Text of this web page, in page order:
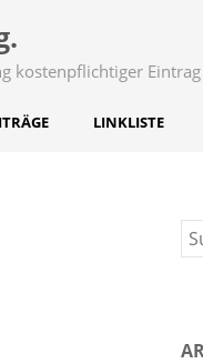
kostenpflichtiger
LINKLISTE